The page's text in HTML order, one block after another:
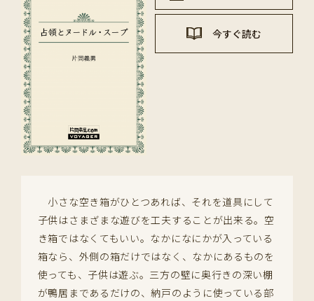
今すぐ読む
小さな空き箱がひとつあれば、それを道具にして
子供はさまざまな遊びを工夫することが出来る。空
き箱ではなくてもいい。なかになにかが入っている
箱なら、外側の箱だけではなく、なかにあるものを
使っても、子供は遊ぶ。三方の壁に奥行きの深い棚
が鴨居まであるだけの、納戸のように使っている部